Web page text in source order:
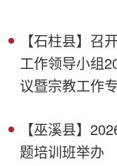
【石柱县】召
工作领导小组
议暨宗教工作
【巫溪县】
题培训班举办